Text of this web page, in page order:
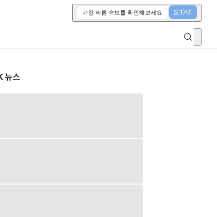
가장 빠른 속보를 확인해보세요
뉴스